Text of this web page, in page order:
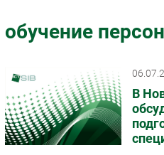
Импорто­замещение
Автоматизация
Мобильная связь
Фиксированная связь
Интеграция
Рынок ПК
обучение
В